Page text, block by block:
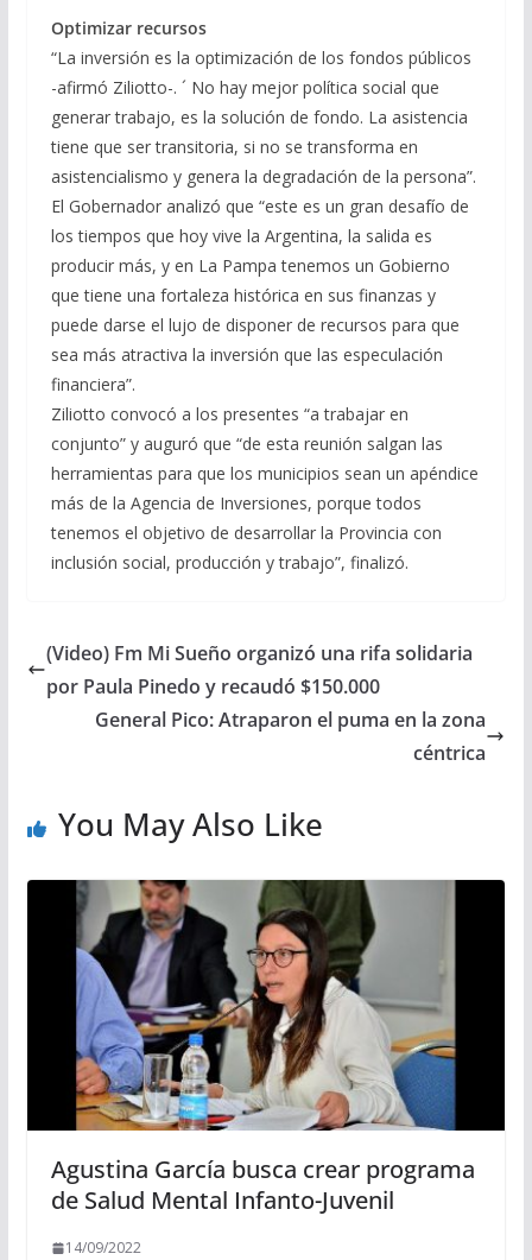
Optimizar recursos
“La inversión es la optimización de los fondos públicos
-afirmó Ziliotto-. ´ No hay mejor política social que
generar trabajo, es la solución de fondo. La asistencia
tiene que ser transitoria, si no se transforma en
asistencialismo y genera la degradación de la persona”.
El Gobernador analizó que “este es un gran desafío de
los tiempos que hoy vive la Argentina, la salida es
producir más, y en La Pampa tenemos un Gobierno
que tiene una fortaleza histórica en sus finanzas y
puede darse el lujo de disponer de recursos para que
sea más atractiva la inversión que las especulación
financiera”.
Ziliotto convocó a los presentes “a trabajar en
conjunto” y auguró que “de esta reunión salgan las
herramientas para que los municipios sean un apéndice
más de la Agencia de Inversiones, porque todos
tenemos el objetivo de desarrollar la Provincia con
inclusión social, producción y trabajo”, finalizó.
(Video) Fm Mi Sueño organizó una rifa solidaria
por Paula Pinedo y recaudó $150.000
General Pico: Atraparon el puma en la zona
céntrica
You May Also Like
Agustina García busca crear programa
de Salud Mental Infanto-Juvenil
14/09/2022